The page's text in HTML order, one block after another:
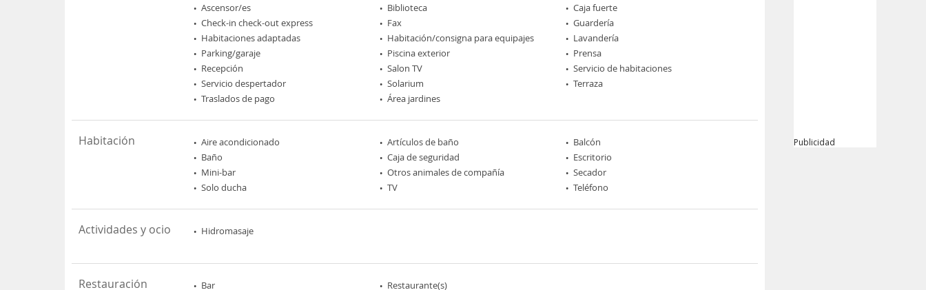
Ascensor/es
Biblioteca
Caja fuerte
Check-in check-out express
Fax
Guardería
Habitaciones adaptadas
Habitación/consigna para equipajes
Lavandería
Parking/garaje
Piscina exterior
Prensa
Recepción
Salon TV
Servicio de habitaciones
Servicio despertador
Solarium
Terraza
Traslados de pago
Área jardines
Habitación Aire acondicionado Artículos de baño
Balcón
Baño
Caja de seguridad
Escritorio
Mini-bar
Otros animales de compañía
Secador
Solo ducha
TV Teléfono
Actividades y ocio Hidromasaje
Restauración Bar Restaurante(s)
Publicidad